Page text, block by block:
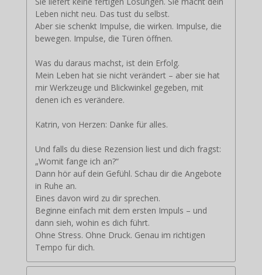
Leben nicht neu. Das tust du selbst.
Aber sie schenkt Impulse, die wirken. Impulse, die
bewegen. Impulse, die Türen öffnen.
Was du daraus machst, ist dein Erfolg.
Mein Leben hat sie nicht verändert – aber sie hat
mir Werkzeuge und Blickwinkel gegeben, mit
denen ich es verändere.
Katrin, von Herzen: Danke für alles.
Und falls du diese Rezension liest und dich fragst:
„Womit fange ich an?“
Dann hör auf dein Gefühl. Schau dir die Angebote
in Ruhe an.
Eines davon wird zu dir sprechen.
Beginne einfach mit dem ersten Impuls – und
dann sieh, wohin es dich führt.
Ohne Stress. Ohne Druck. Genau im richtigen
Tempo für dich.